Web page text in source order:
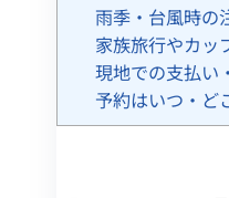
雨季・台風時の
家族旅行やカッ
現地での支払い
予約はいつ・ど